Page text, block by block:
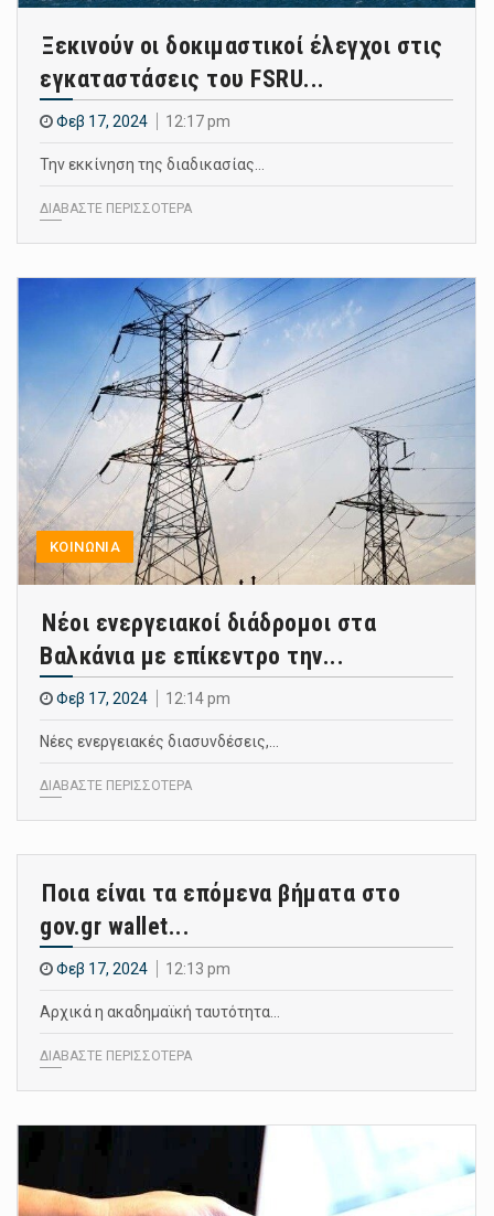
Ξεκινούν οι δοκιμαστικοί έλεγχοι στις
εγκαταστάσεις του FSRU...
Φεβ 17, 2024 12:17 pm
Την εκκίνηση της διαδικασίας…
ΔΙΑΒΑΣΤΕ ΠΕΡΙΣΣΟΤΕΡΑ
ΚΟΙΝΩΝΙΑ
Νέοι ενεργειακοί διάδρομοι στα
Βαλκάνια με επίκεντρο την...
Φεβ 17, 2024 12:14 pm
Νέες ενεργειακές διασυνδέσεις,…
ΔΙΑΒΑΣΤΕ ΠΕΡΙΣΣΟΤΕΡΑ
Ποια είναι τα επόμενα βήματα στο
gov.gr wallet...
Φεβ 17, 2024 12:13 pm
Αρχικά η ακαδημαϊκή ταυτότητα…
ΔΙΑΒΑΣΤΕ ΠΕΡΙΣΣΟΤΕΡΑ